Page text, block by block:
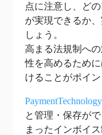
点に注意し、ど
が実現できるか
しょう。
高まる法規制へ
性を高めるため
けることがポイン
PaymentTechnology
と管理・保存が
まったインボイ